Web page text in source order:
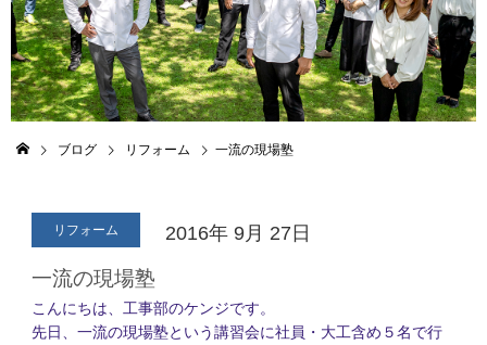
ブログ リフォーム 一流の現場塾
2016年 9月 27日
リフォーム
一流の現場塾
こんにちは、工事部のケンジです。
先日、一流の現場塾という講習会に社員・大工含め５名で行